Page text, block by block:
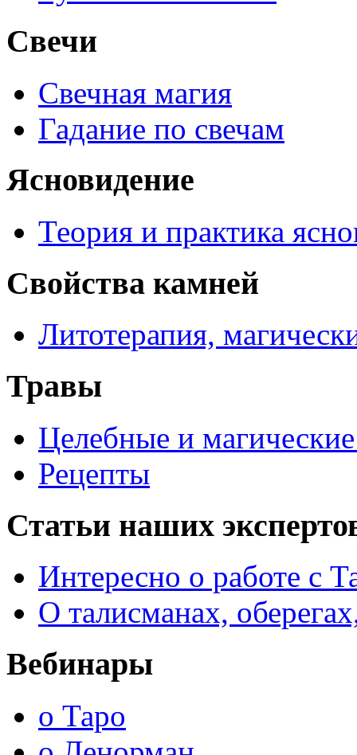
Свечи
Свечная магия
Гадание по свечам
Ясновидение
Теория и практика
Свойства камней
Литотерапия,
Травы
Целебные и магические
Рецепты
Статьи наших
Интересно о работе с
О талисманах,
Вебинары
о Таро